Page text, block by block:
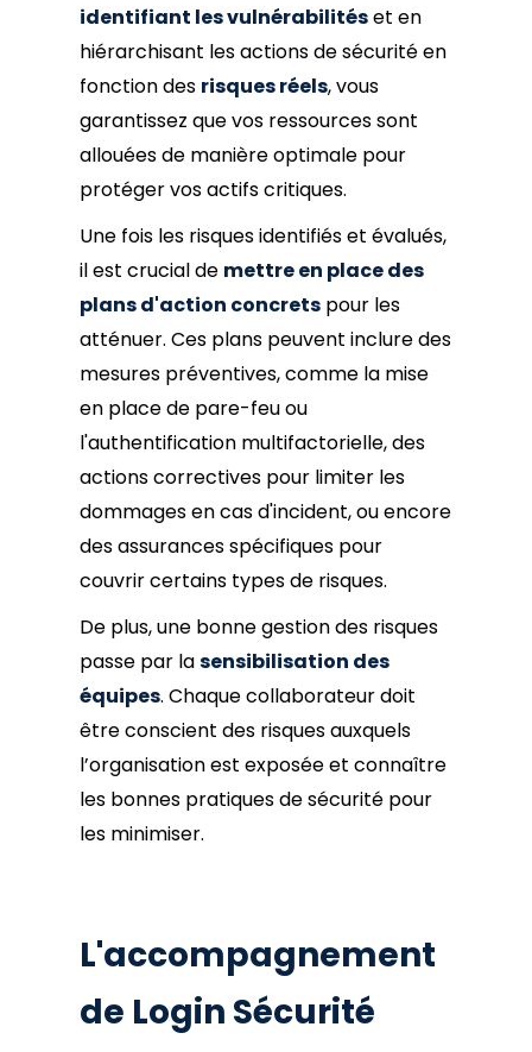
identifiant les vulnérabilitéset en
hiérarchisant les actions de sécurité en
fonction des risques réels, vous
garantissez que vos ressources sont
allouées de manière optimale pour
protéger vos actifs critiques.
Une fois les risques identifiés et évalués,
il est crucial de mettre en place des
plans d'action concrets pour les
atténuer. Ces plans peuvent inclure des
mesures préventives, comme la mise
en place de pare-feu ou
l'authentification multifactorielle, des
actions correctives pour limiter les
dommages en cas d'incident, ou encore
des assurances spécifiques pour
couvrir certains types de risques.
De plus, une bonne gestion des risques
passe par lasensibilisation des
équipes. Chaque collaborateur doit
être conscient des risques auxquels
l’organisation est exposée et connaître
les bonnes pratiques de sécurité pour
les minimiser.
L'accompagnement
de Login Sécurité